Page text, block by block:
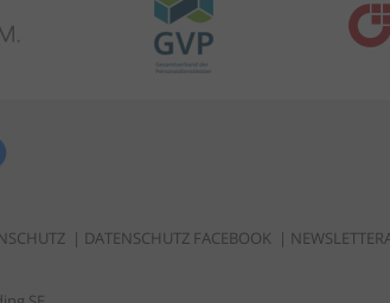
| DATENSCHUTZ FACEBOOK |